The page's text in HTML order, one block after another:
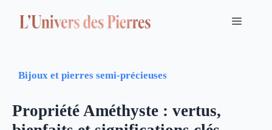
Menu
Bijoux et pierres semi-précieuses
Propriété Améthyste : vertus,